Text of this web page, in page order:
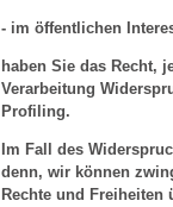
- im öffentlichen
haben Sie das Recht,
Verarbeitung
Profiling.
Im Fall des
denn, wir können
Rechte und